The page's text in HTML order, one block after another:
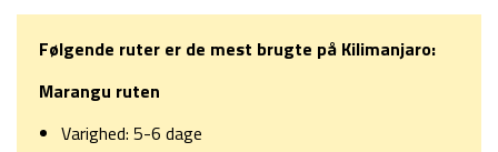
Følgende ruter er de mest brugte på Kilimanjaro:
Marangu ruten
Varighed: 5-6 dage